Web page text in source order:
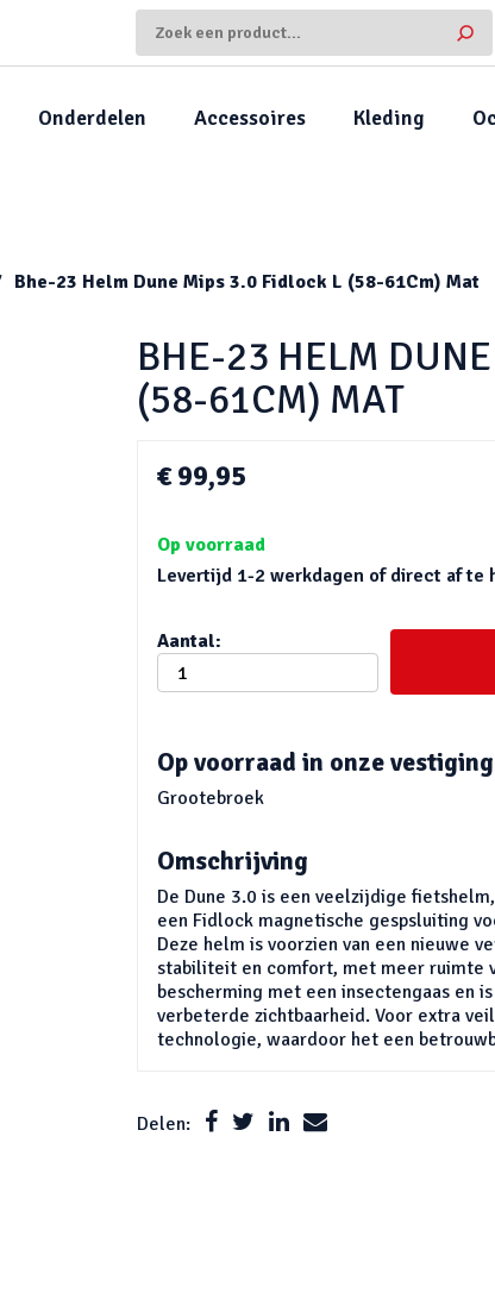
Onderdelen Accessoires Kleding
Bhe-23 Helm Dune Mips 3.0 Fidlock L (58-61Cm) Mat
BHE-23 HELM
(58-61CM) MAT
€ 99,95
Op voorraad
Levertijd 1-2 werkdagen of direct af te
Aantal:
Op voorraad in onze
Grootebroek
Omschrijving
De Dune 3.0 is een veelzijdige
een Fidlock magnetische gespsluiting
Deze helm is voorzien van een nieuwe
stabiliteit en comfort, met meer ruimte
bescherming met een insectengaas en
verbeterde zichtbaarheid. Voor extra
technologie, waardoor het een
Delen: